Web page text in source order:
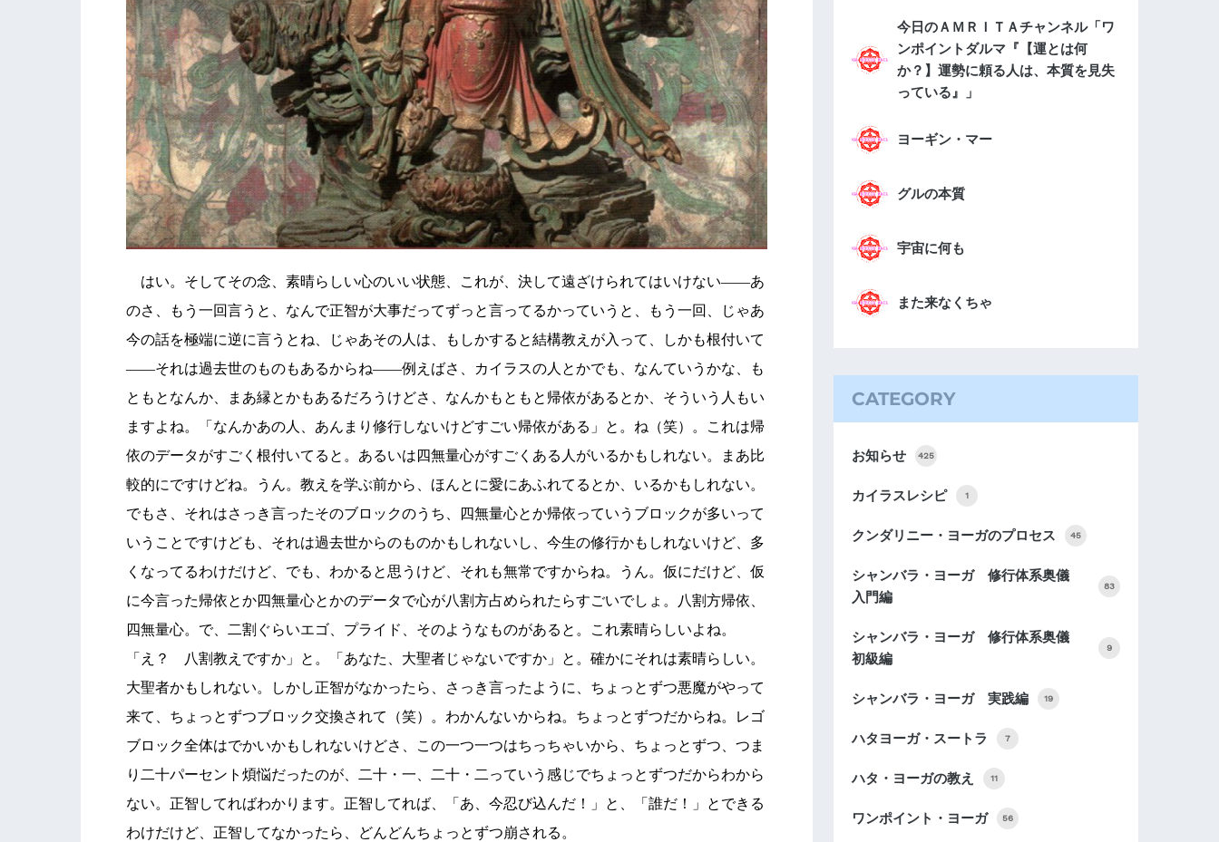
はい。そしてその念、素晴らしい心のいい状態、これが、決して遠ざけられてはいけない――あ
のさ、もう一回言うと、なんで正智が大事だってずっと言ってるかっていうと、もう一回、じゃあ
今の話を極端に逆に言うとね、じゃあその人は、もしかすると結構教えが入って、しかも根付いて
――それは過去世のものもあるからね――例えばさ、カイラスの人とかでも、なんていうかな、も
ともとなんか、まあ縁とかもあるだろうけどさ、なんかもともと帰依があるとか、そういう人もい
ますよね。「なんかあの人、あんまり修行しないけどすごい帰依がある」と。ね（笑）。これは帰
依のデータがすごく根付いてると。あるいは四無量心がすごくある人がいるかもしれない。まあ比
較的にですけどね。うん。教えを学ぶ前から、ほんとに愛にあふれてるとか、いるかもしれない。
でもさ、それはさっき言ったそのブロックのうち、四無量心とか帰依っていうブロックが多いって
いうことですけども、それは過去世からのものかもしれないし、今生の修行かもしれないけど、多
くなってるわけだけど、でも、わかると思うけど、それも無常ですからね。うん。仮にだけど、仮
に今言った帰依とか四無量心とかのデータで心が八割方占められたらすごいでしょ。八割方帰依、
四無量心。で、二割ぐらいエゴ、プライド、そのようなものがあると。これ素晴らしいよね。
「え？ 八割教えですか」と。「あなた、大聖者じゃないですか」と。確かにそれは素晴らしい。
大聖者かもしれない。しかし正智がなかったら、さっき言ったように、ちょっとずつ悪魔がやって
来て、ちょっとずつブロック交換されて（笑）。わかんないからね。ちょっとずつだからね。レゴ
ブロック全体はでかいかもしれないけどさ、この一つ一つはちっちゃいから、ちょっとずつ、つま
り二十パーセント煩悩だったのが、二十・一、二十・二っていう感じでちょっとずつだからわから
ない。正智してればわかります。正智してれば、「あ、今忍び込んだ！」と、「誰だ！」とできる
わけだけど、正智してなかったら、どんどんちょっとずつ崩される。
今日のＡＭＲＩＴＡチャンネル「ワ
ンポイントダルマ『【運とは何
か？】運勢に頼る人は、本質を見失
っている』」
ヨーギン・マー
グルの本質
宇宙に何も
また来なくちゃ
CATEGORY
お知らせ 425
カイラスレシピ 1
クンダリニー・ヨーガのプロセス 45
シャンバラ・ヨーガ 修行体系奥儀
入門編
83
シャンバラ・ヨーガ 修行体系奥儀
初級編
9
シャンバラ・ヨーガ 実践編 19
ハタヨーガ・スートラ 7
ハタ・ヨーガの教え 11
ワンポイント・ヨーガ 56